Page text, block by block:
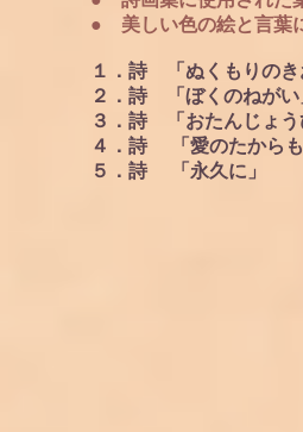
● 美しい色の絵と言葉
１．詩 「ぬくもりの
２．詩 「ぼくのね
３．詩 「おたんじょ
４．詩 「愛のたから
５．詩 「永久に」